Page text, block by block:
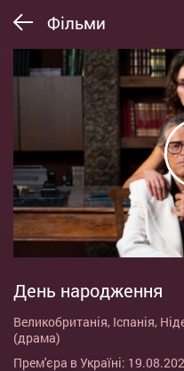
Фільми
День народження
Великобританія, Іспанія,
(драма)
Прем'єра в Україні: